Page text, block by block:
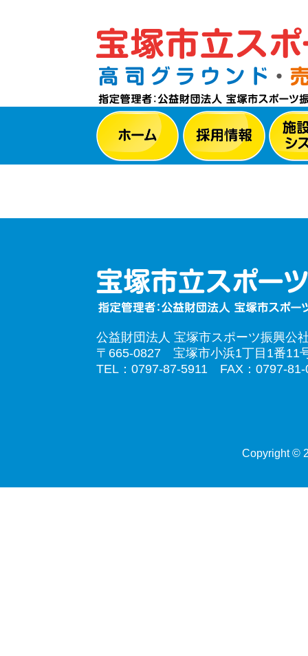
公益財団法人 宝塚市スポーツ振興公
〒665-0827 宝塚市小浜1丁目1番11
TEL：0797-87-5911 FAX：0797-81-
Copyright ©